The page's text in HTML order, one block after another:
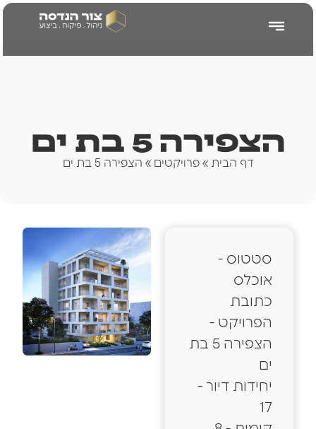
הצפירה 5 בת ים
דף הבית »פרויקטים » הצפירה 5 בת ים
סטטוס -
אוכלס
כתובת
הפרויקט -
הצפירה 5 בת
ים
יחידות דיור -
17